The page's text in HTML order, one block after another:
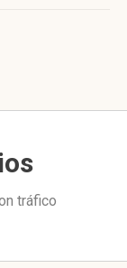
tráfico